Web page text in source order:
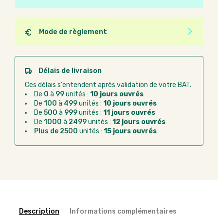
Ce produit est éco-conçu, il a été fabriqué à partir de
matériaux recyclés ou recyclables. Ces produits
peuvent plus facilement obtenir une seconde vie
après utilisation. L'origine de fabrication du produit
n'entre pas dans les critères d'éco-conception.
Mode de règlement
Quel que soit le mode de règlement, vous pouvez
passer commande en ligne sur Good Act.
Paiement CB :paiement sécurisé par carte
Virement bancaire :règlement sur facture
après la commande
Chorus Pro :règlement par mandat
administratif après la commande
Délais de livraison
Ces délais s'entendent après validation de votre BAT.
De 0 à 99unités : 10 jours ouvrés
De 100 à 499unités : 10 jours ouvrés
De 500 à 999unités : 11 jours ouvrés
De 1000 à 2499unités : 12 jours ouvrés
Plus de 2500 unités : 15 jours ouvrés
Description Informations complémentaires